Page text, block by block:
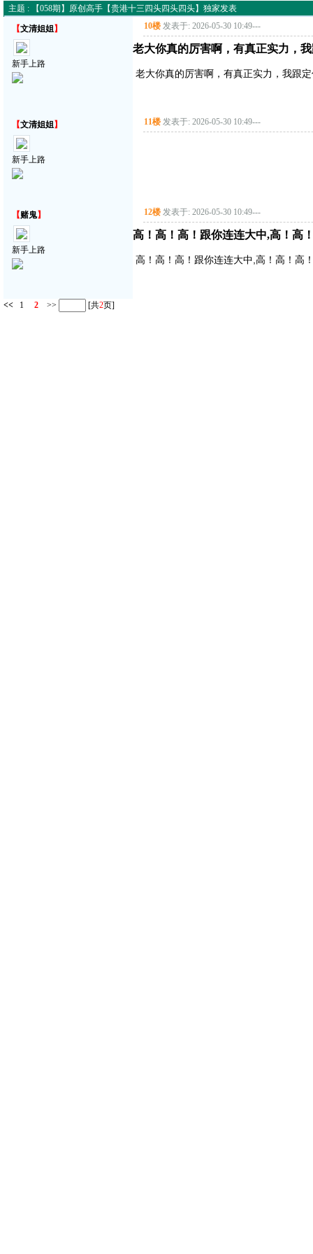
主题 : 【058期】原创高手【贵港十三四头四头四头】独家发表
【文清姐姐】
新手上路
10楼 发表于: 2026-05-30 10:49---
老大你真的厉害啊，有真正实力，
老大你真的厉害啊，有真正实力，我跟
【文清姐姐】
新手上路
11楼 发表于: 2026-05-30 10:49---
【赌鬼】
新手上路
12楼 发表于: 2026-05-30 10:49---
高！高！高！跟你连连大中,高！高
高！高！高！跟你连连大中,高！高！高
<< 1 2 >> [共2页]